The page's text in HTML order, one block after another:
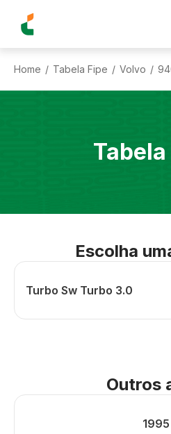
Home / Tabela Fipe / Volvo /
Escolha
Turbo Sw Turbo 3.0
Outros
1995